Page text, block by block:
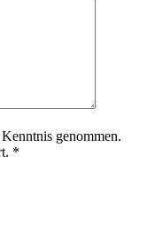
genommen.
*